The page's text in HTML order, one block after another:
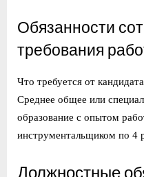
Обязанности
требования
Что требуется от
Среднее общее или
образование с опытом
инструментальщиком по 4
Должностные